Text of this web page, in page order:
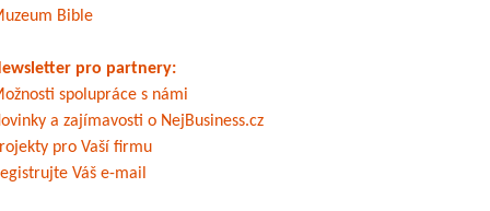
Bible
pro partnery:
spolupráce s námi
a zajímavosti o NejBusiness.cz
pro Vaší firmu
Váš e-mail